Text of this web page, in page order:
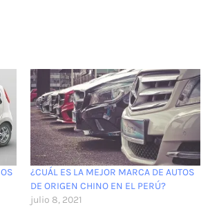
¿CUÁL ES LA MEJOR MARCA DE AUTOS
DE ORIGEN CHINO EN EL PERÚ?
julio 8, 2021